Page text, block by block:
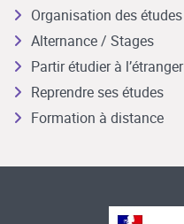
Organisation des études
Alternance / Stages
Partir étudier à l’étranger
Reprendre ses études
Formation à distance